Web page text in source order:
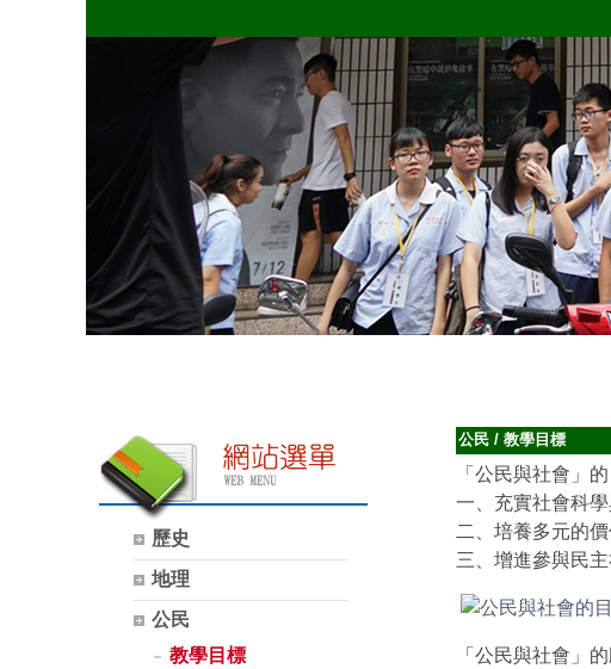
歷史
地理
公民
教學目標
公民 / 教學目標
「公民與社會」的
一、充實社會科學
二、培養多元的
三、增進參與民主
「公民與社會」的